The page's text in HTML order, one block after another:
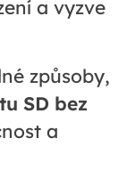
a vyzve
způsoby,
SD bez
a